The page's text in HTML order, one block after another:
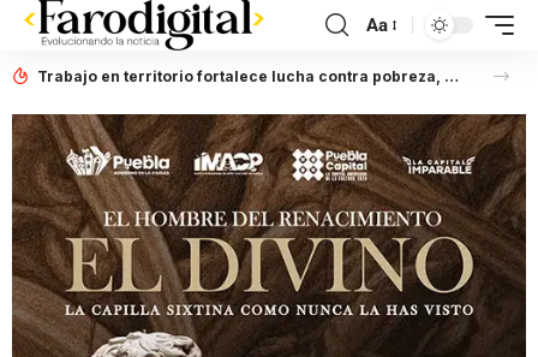
Aa
Trabajo en territorio fortalece lucha contra pobreza, afirma Laura Artemisa